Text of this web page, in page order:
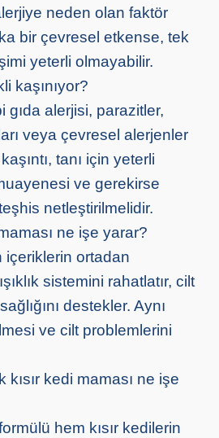
neden olan faktör
bir çevresel etkense, tek
yeterli olmayabilir.
kaşınıyor?
gıda alerjisi, parazitler,
veya çevresel alerjenler
tanı için yeterli
ve gerekirse
netleştirilmelidir.
ne işe yarar?
içeriklerin ortadan
sistemini rahatlatır, cilt
destekler. Aynı
ve cilt problemlerini
kedi maması ne işe
hem kısır kedilerin